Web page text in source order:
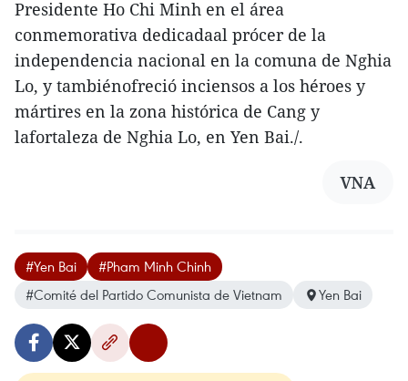
Presidente Ho Chi Minh en el área
conmemorativa dedicadaal prócer de la
independencia nacional en la comuna de Nghia
Lo, y tambiénofreció inciensos a los héroes y
mártires en la zona histórica de Cang y
lafortaleza de Nghia Lo, en Yen Bai./.
VNA
#Yen Bai
#Pham Minh Chinh
#Comité del Partido Comunista de Vietnam
Yen Bai